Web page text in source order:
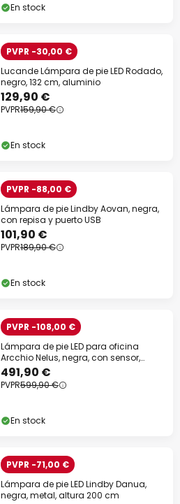
En stock
PVPR -30,00 €
Lucande Lámpara de pie LED Rodado,
negro, 132 cm, aluminio
129,90 €
PVPR159,90 €
En stock
PVPR -88,00 €
Lámpara de pie Lindby Aovan, negra,
con repisa y puerto USB
101,90 €
PVPR189,90 €
En stock
PVPR -108,00 €
Lámpara de pie LED para oficina
Arcchio Nelus, negra, con sensor,
atenuable
491,90 €
PVPR599,90 €
En stock
PVPR -71,00 €
Lámpara de pie LED Lindby Danua,
negra, metal, altura 200 cm